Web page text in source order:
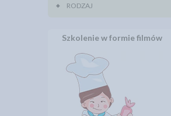
RODZAJ
Szkolenie w formie filmów